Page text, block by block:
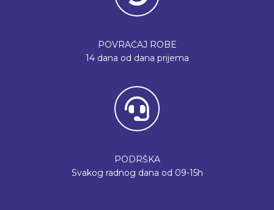
POVRAĆAJ ROBE
14 dana od dana prijema
PODRŠKA
Svakog radnog dana od 09-15h